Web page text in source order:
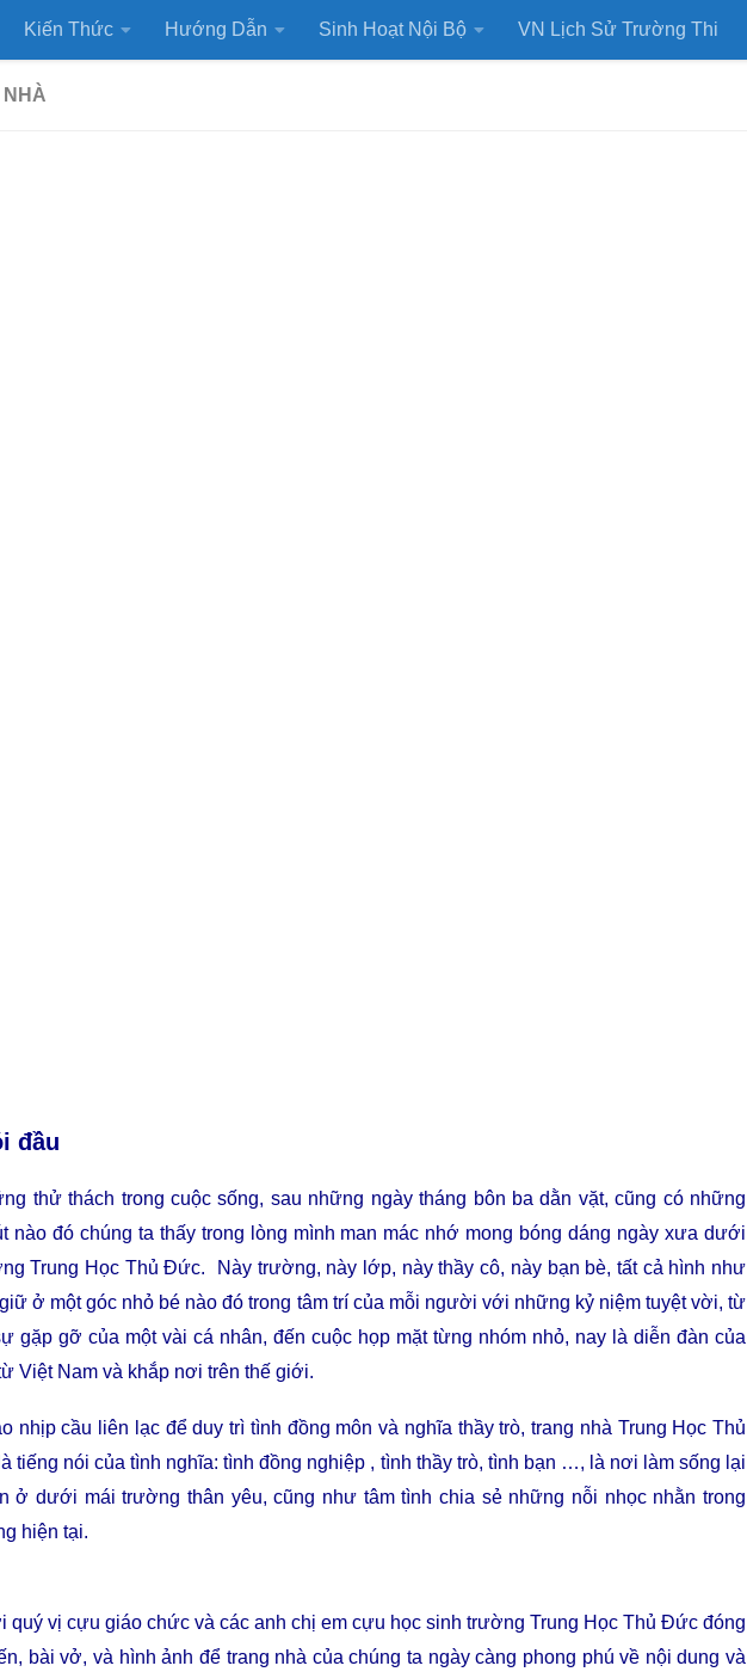
Kiến Thức Hướng Dẫn Sinh Hoạt Nội Bộ VN Lịch Sử Trường Thi
đầu
thử thách trong cuộc sống, sau những ngày tháng bôn ba dằn vặt, cũng có những
nào đó chúng ta thấy trong lòng mình man mác nhớ mong bóng dáng ngày xưa dưới
Trung Học Thủ Ðức. Này trường, này lớp, này thầy cô, này bạn bè, tất cả hình như
ở một góc nhỏ bé nào đó trong tâm trí của mỗi người với những kỷ niệm tuyệt vời, từ
gặp gỡ của một vài cá nhân, đến cuộc họp mặt từng nhóm nhỏ, nay là diễn đàn của
Việt Nam và khắp nơi trên thế giới.
nhịp cầu liên lạc để duy trì tình đồng môn và nghĩa thầy trò, trang nhà Trung Học Thủ
tiếng nói của tình nghĩa: tình đồng nghiệp , tình thầy trò, tình bạn …, là nơi làm sống lại
ở dưới mái trường thân yêu, cũng như tâm tình chia sẻ những nỗi nhọc nhằn trong
hiện tại.
quý vị cựu giáo chức và các anh chị em cựu học sinh trường Trung Học Thủ Ðức đóng
bài vở, và hình ảnh để trang nhà của chúng ta ngày càng phong phú về nội dung và